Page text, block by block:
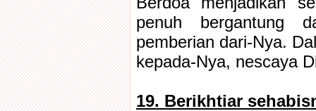
penuh bergantung
pemberian dari-Nya.
kepada-Nya, nescaya
19. Berikhtiar